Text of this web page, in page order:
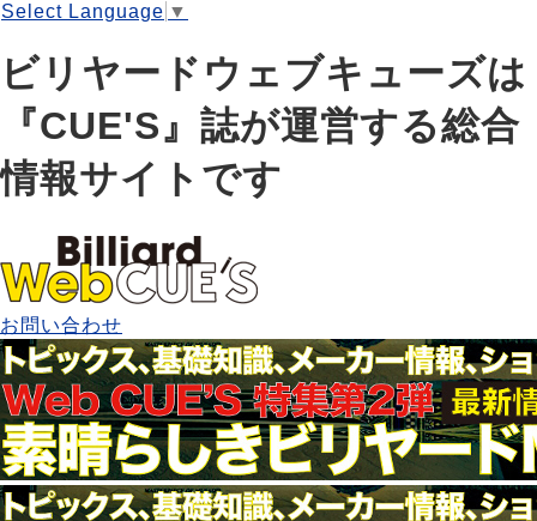
Select Language ▼
ビリヤードウェブキューズは
『CUE'S』誌が運営する総合
情報サイトです
お問い合わせ